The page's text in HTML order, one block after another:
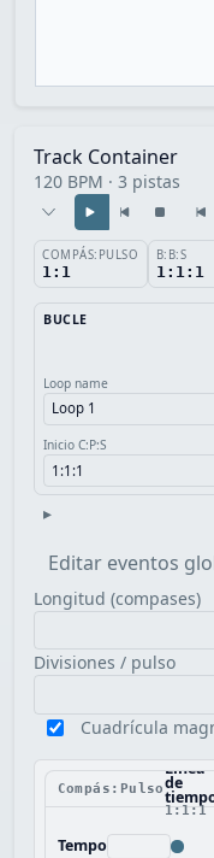
Track Container
120 BPM · 3 pistas
COMPÁS:PULSO
1:1
B:B:S
1:1:1
BUCLE
Loop name
Inicio C:P:S
▸
Editar eventos
Longitud (compases)
Divisiones / pulso
Cuadrícula
Compás:Pulso
Línea
de
1:1:1
Tempo